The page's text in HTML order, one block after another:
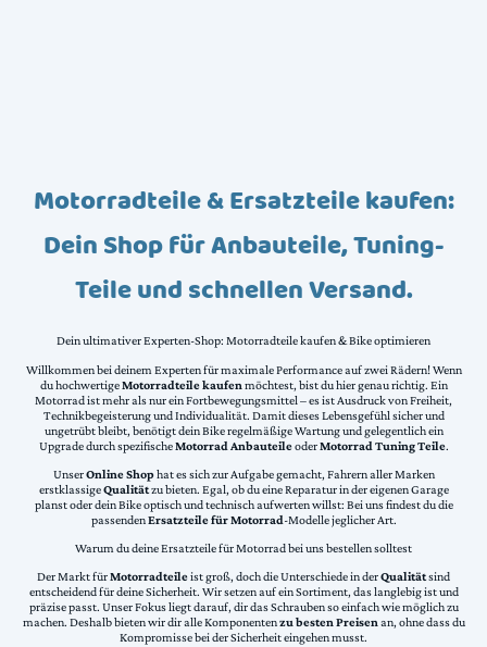
Motorradteile & Ersatzteile kaufen:
Dein Shop für Anbauteile, Tuning-
Teile und schnellen Versand.
Dein ultimativer Experten-Shop: Motorradteile kaufen & Bike optimieren
Willkommen bei deinem Experten für maximale Performance auf zwei Rädern! Wenn
du hochwertigeMotorradteile kaufen möchtest, bist du hier genau richtig. Ein
Motorrad ist mehr als nur ein Fortbewegungsmittel – es ist Ausdruck von Freiheit,
Technikbegeisterung und Individualität. Damit dieses Lebensgefühl sicher und
ungetrübt bleibt, benötigt dein Bike regelmäßige Wartung und gelegentlich ein
Upgrade durch spezifischeMotorrad AnbauteileoderMotorrad Tuning Teile.
UnserOnline Shophat es sich zur Aufgabe gemacht, Fahrern aller Marken
erstklassigeQualitätzu bieten. Egal, ob du eine Reparatur in der eigenen Garage
planst oder dein Bike optisch und technisch aufwerten willst: Bei uns findest du die
passendenErsatzteile für Motorrad-Modelle jeglicher Art.
Warum du deine Ersatzteile für Motorrad bei uns bestellen solltest
Der Markt fürMotorradteileist groß, doch die Unterschiede in derQualitätsind
entscheidend für deine Sicherheit. Wir setzen auf ein Sortiment, das langlebig ist und
präzise passt. Unser Fokus liegt darauf, dir das Schrauben so einfach wie möglich zu
machen. Deshalb bieten wir dir alle Komponentenzu besten Preisenan, ohne dass du
Kompromisse bei der Sicherheit eingehen musst.